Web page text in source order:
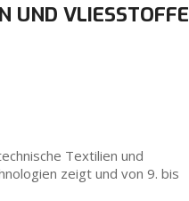
UND VLIESSTOFFE
Textilien und
zeigt und von 9. bis